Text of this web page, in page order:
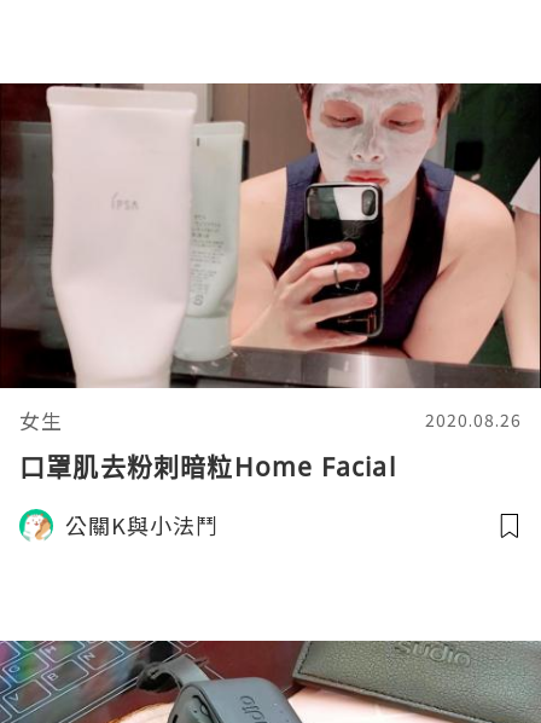
女生 2020.08.26
口罩肌去粉刺暗粒Home Facial
公關K與小法鬥